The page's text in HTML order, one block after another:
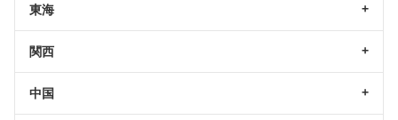
東海
関西
中国